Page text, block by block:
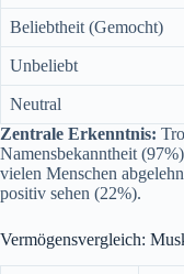
Beliebtheit (Gemocht)
Unbeliebt
Neutral
Zentrale Erkenntnis:
Namensbekanntheit
vielen Menschen
positiv sehen (22%).
Vermögensvergleich: